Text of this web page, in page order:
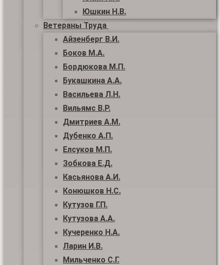
Юшкин Н.В.
Ветераны Труда
Айзенберг В.И.
Боков М.А.
Бордюкова М.П.
Букашкина А.А.
Васильева Л.Н.
Вильямс В.Р.
Дмитриев А.М.
Дубенко А.П.
Елсуков М.П.
Зобкова Е.Д.
Касьянова А.И.
Конюшков Н.С.
Кутузов Г.П.
Кутузова А.А.
Кучеренко Н.А.
Ларин И.В.
Мильченко С.Г.